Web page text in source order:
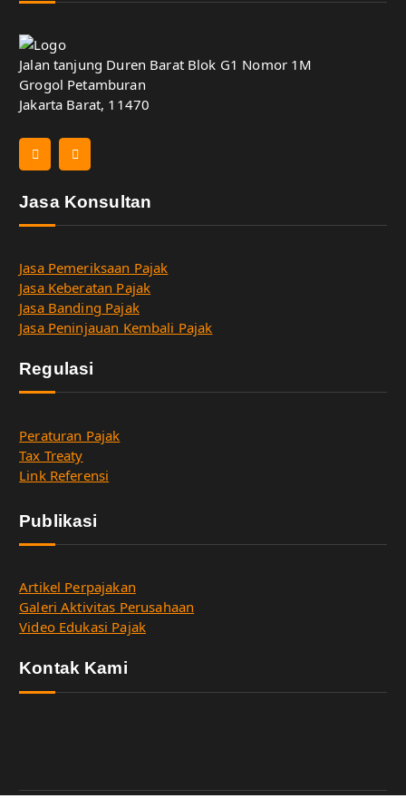
Jalan tanjung Duren Barat Blok G1 Nomor 1M
Grogol Petamburan
Jakarta Barat, 11470
Jasa Konsultan
Jasa Pemeriksaan Pajak
Jasa Keberatan Pajak
Jasa Banding Pajak
Jasa Peninjauan Kembali Pajak
Regulasi
Peraturan Pajak
Tax Treaty
Link Referensi
Publikasi
Artikel Perpajakan
Galeri Aktivitas Perusahaan
Video Edukasi Pajak
Kontak Kami